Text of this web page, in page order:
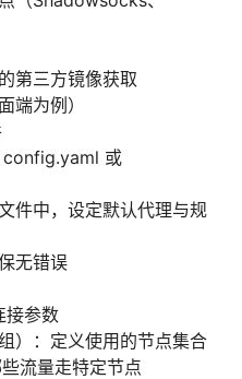
第三方镜像获取
端为例）
config.yaml 或
件中，设定默认代理与规
无错误
接参数
）：定义使用的节点集合
流量走特定节点